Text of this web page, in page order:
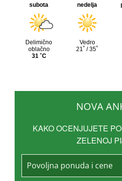
NOVA
KAKO OCENJUJETE
ZELENOJ
Povoljna ponuda i cene